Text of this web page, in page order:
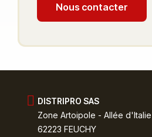
Nous contacter
DISTRIPRO SAS
Zone Artoipole - Allée d'Italie
62223 FEUCHY